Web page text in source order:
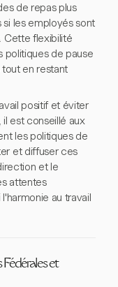
de repas plus
les employés sont
Cette flexibilité
politiques de pause
en restant
positif et éviter
est conseillé aux
les politiques de
et diffuser ces
et le
attentes
au travail
et